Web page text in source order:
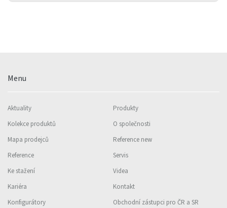
Menu
Aktuality
Produkty
Kolekce produktů
O společnosti
Mapa prodejců
Reference new
Reference
Servis
Ke stažení
Videa
Kariéra
Kontakt
Konfigurátory
Obchodní zástupci pro ČR a SR